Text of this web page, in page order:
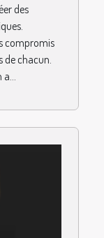
des
compromis
de chacun.